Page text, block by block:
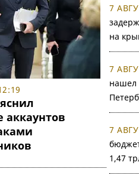
аккаунтов
7
на
7
нашел
7
1,47